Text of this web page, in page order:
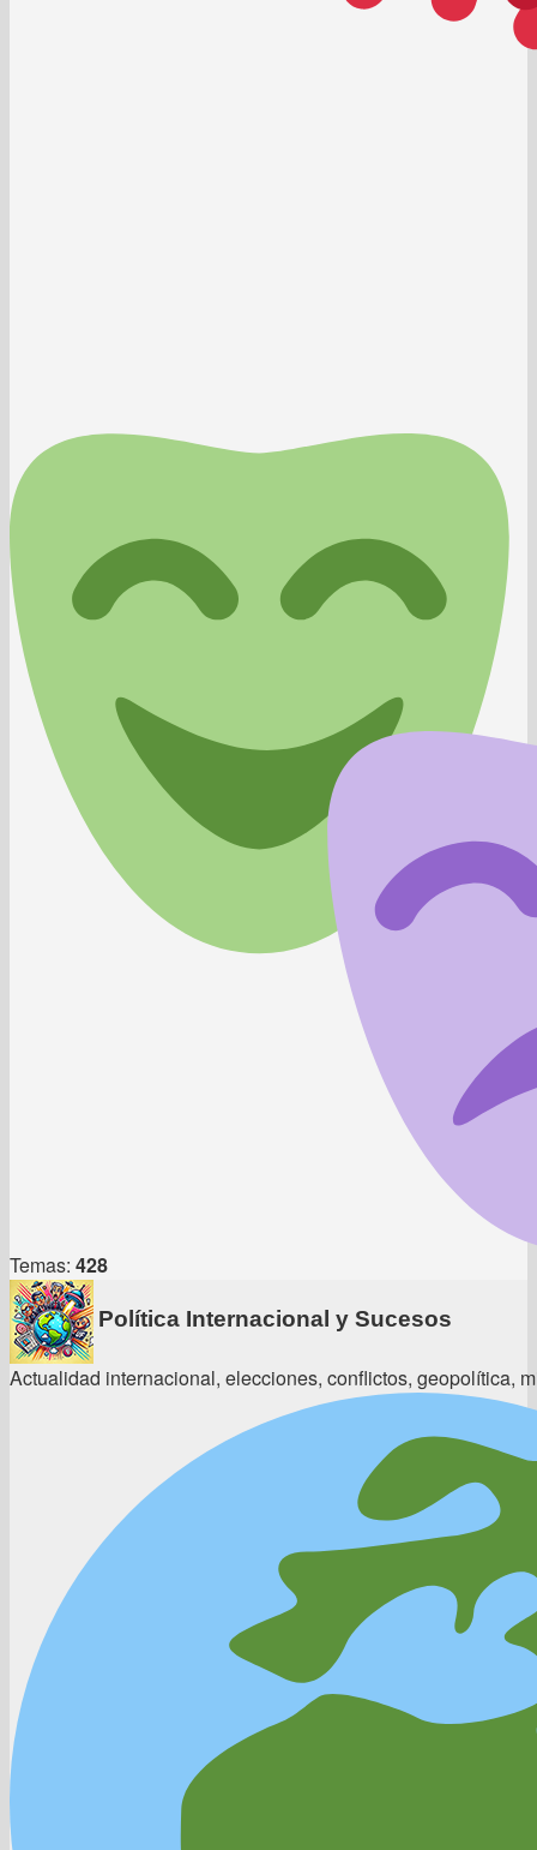
Temas: 428
Política Internacional y Sucesos
Actualidad internacional, elecciones, conflictos, geopolítica,